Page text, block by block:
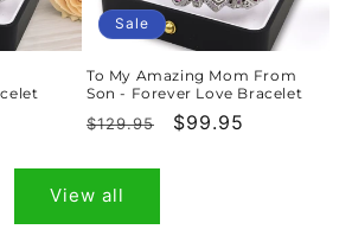
Sale
To My Amazing Mom From
Son - Forever Love Bracelet
Regular
$129.95
Sale
$99.95
View all